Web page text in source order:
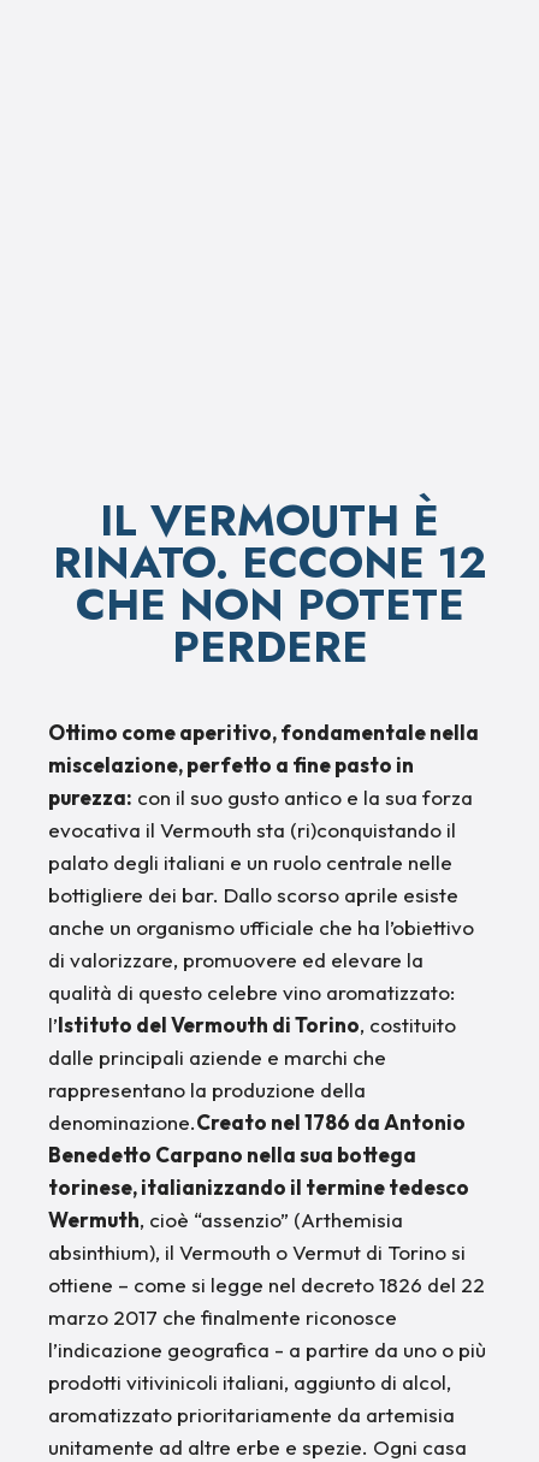
IL VERMOUTH È
RINATO. ECCONE 12
CHE NON POTETE
PERDERE
Ottimo come aperitivo, fondamentale nella
miscelazione, perfetto a fine pasto in
purezza: con il suo gusto antico e la sua forza
evocativa il Vermouth sta (ri)conquistando il
palato degli italiani e un ruolo centrale nelle
bottigliere dei bar. Dallo scorso aprile esiste
anche un organismo ufficiale che ha l’obiettivo
di valorizzare, promuovere ed elevare la
qualità di questo celebre vino aromatizzato:
l’Istituto del Vermouth di Torino, costituito
dalle principali aziende e marchi che
rappresentano la produzione della
denominazione.Creato nel 1786 da Antonio
Benedetto Carpano nella sua bottega
torinese, italianizzando il termine tedesco
Wermuth, cioè “assenzio” (Arthemisia
absinthium), il Vermouth o Vermut di Torino si
ottiene – come si legge nel decreto 1826 del 22
marzo 2017 che finalmente riconosce
l’indicazione geografica - a partire da uno o più
prodotti vitivinicoli italiani, aggiunto di alcol,
aromatizzato prioritariamente da artemisia
unitamente ad altre erbe e spezie. Ogni casa